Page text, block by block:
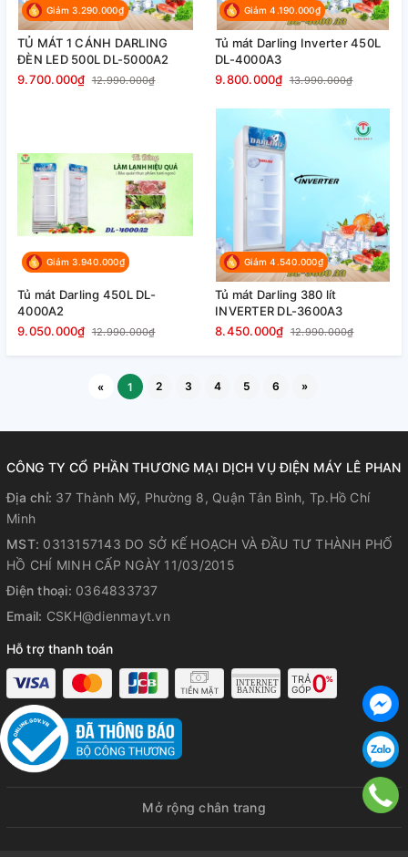
Giảm 3.290.000₫
TỦ MÁT 1 CÁNH DARLING
ĐÈN LED 500L DL-5000A2
9.700.000₫ 12.990.000₫
Giảm 4.190.000₫
Tủ mát Darling Inverter 450L
DL-4000A3
9.800.000₫ 13.990.000₫
Giảm 3.940.000₫
Tủ mát Darling 450L DL-
4000A2
9.050.000₫ 12.990.000₫
Giảm 4.540.000₫
Tủ mát Darling 380 lít
INVERTER DL-3600A3
8.450.000₫ 12.990.000₫
« 1 2 3 4 5 6 »
CÔNG TY CỔ PHẦN THƯƠNG MẠI DỊCH VỤ ĐIỆN MÁY LÊ PHAN
Địa chỉ: 37 Thành Mỹ, Phường 8, Quận Tân Bình, Tp.Hồ Chí
Minh
MST: 0313157143 DO SỞ KẾ HOẠCH VÀ ĐẦU TƯ THÀNH PHỐ
HỒ CHÍ MINH CẤP NGÀY 11/03/2015
Điện thoại: 0364833737
Email: CSKH@dienmayt.vn
Hỗ trợ thanh toán
Mở rộng chân trang